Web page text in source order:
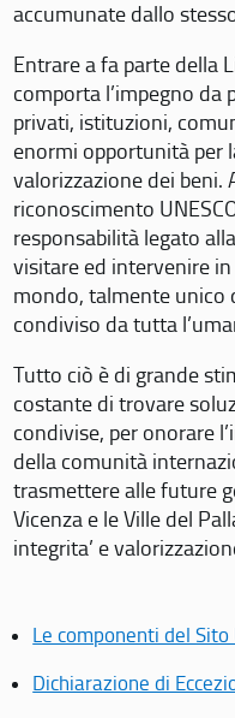
accumunate dallo
Entrare a fa parte della
comporta l’impegno da
privati, istituzioni,
enormi opportunità per
valorizzazione dei beni.
riconoscimento
responsabilità legato
visitare ed intervenire
mondo, talmente unico
condiviso da tutta
Tutto ciò è di grande
costante di trovare
condivise, per onorare
della comunità
trasmettere alle future
Vicenza e le Ville del
integrita’ e
Le componenti del Sito
Dichiarazione di